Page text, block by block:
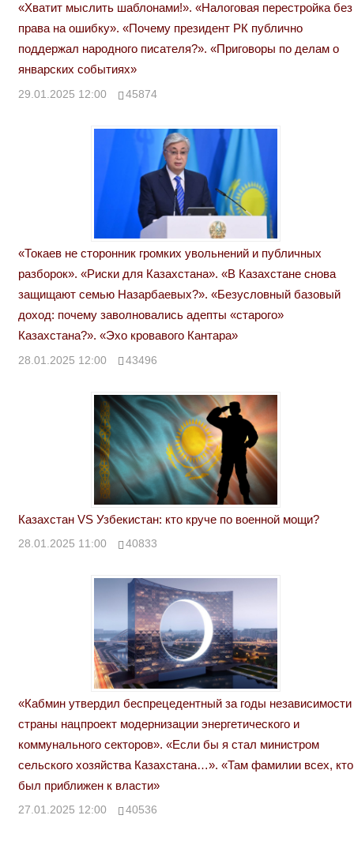
«Хватит мыслить шаблонами!». «Налоговая перестройка без
права на ошибку». «Почему президент РК публично
поддержал народного писателя?». «Приговоры по делам о
январских событиях»
29.01.2025 12:00 45874
«Токаев не сторонник громких увольнений и публичных
разборок». «Риски для Казахстана». «В Казахстане снова
защищают семью Назарбаевых?». «Безусловный базовый
доход: почему заволновались адепты «старого»
Казахстана?». «Эхо кровавого Кантара»
28.01.2025 12:00 43496
Казахстан VS Узбекистан: кто круче по военной мощи?
28.01.2025 11:00 40833
«Кабмин утвердил беспрецедентный за годы независимости
страны нацпроект модернизации энергетического и
коммунального секторов». «Если бы я стал министром
сельского хозяйства Казахстана…». «Там фамилии всех, кто
был приближен к власти»
27.01.2025 12:00 40536